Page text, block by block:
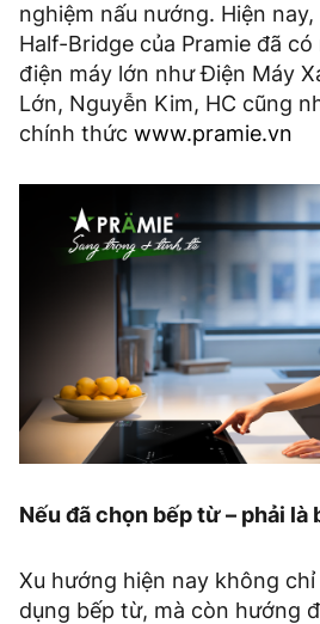
nghiệm nấu nướng. Hiện
Half-Bridge của Pramie đã
điện máy lớn như Điện Máy
Lớn, Nguyễn Kim, HC cũng
chính thức www.pramie.vn
Nếu đã chọn bếp từ – phải
Xu hướng hiện nay không
dụng bếp từ, mà còn hướng